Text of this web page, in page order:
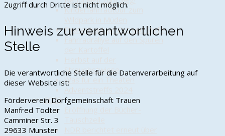
Kinderfahrradtour zum
Piratenbank an Ort und Stelle
Streuobstwiese
Was für ein Theater!
2023
Zugriff durch Dritte ist nicht möglich.
Hinweis zur verantwortlichen
Stelle
Die verantwortliche Stelle für die Datenverarbeitung auf
dieser Website ist:
Förderverein Dorfgemeinschaft Trauen
Manfred Tödter
Camminer Str. 3
29633 Munster